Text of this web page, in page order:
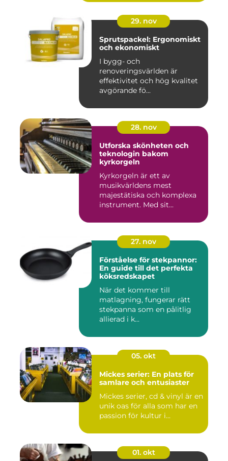
29. nov
Sprutspackel: Ergonomiskt
och ekonomiskt
I bygg- och
renoveringsvärlden är
effektivitet och hög kvalitet
avgörande fö...
28. nov
Utforska skönheten och
teknologin bakom
kyrkorgeln
Kyrkorgeln är ett av
musikvärldens mest
majestätiska och komplexa
instrument. Med sit...
27. nov
Förståelse för stekpannor:
En guide till det perfekta
köksredskapet
När det kommer till
matlagning, fungerar rätt
stekpanna som en pålitlig
allierad i k...
05. okt
Mickes serier: En plats för
samlare och entusiaster
Mickes serier, cd & vinyl är en
unik oas för alla som har en
passion för kultur i...
01. okt